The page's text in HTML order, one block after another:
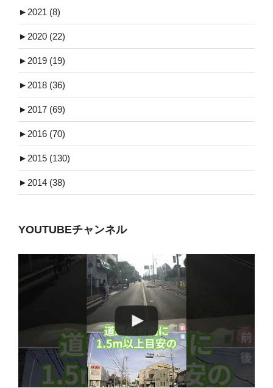
► 2021 (8)
► 2020 (22)
► 2019 (19)
► 2018 (36)
► 2017 (69)
► 2016 (70)
► 2015 (130)
► 2014 (38)
YOUTUBEチャンネル